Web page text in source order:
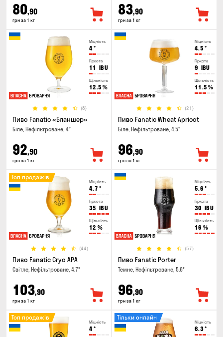
80,90
грн за 1 кг
83,90
грн за 1 кг
Міцність
4°
Гіркота
11 IBU
Щільність
12.5 %
(8)
Пиво Fanatic «Бланшер»
Біле, Нефільтроване, 4°
92,90
грн за 1 кг
Міцність
4.5 °
Гіркота
9 IBU
Щільність
11.5 %
(21)
Пиво Fanatic Wheat Apricot
Біле, Нефільтроване, 4.5°
96,90
грн за 1 кг
Міцність
4.7 °
Гіркота
35 IBU
Щільність
12 %
(44)
Топ продажів
Пиво Fanatic Cryo APA
Світле, Нефільтроване, 4.7°
103,90
грн за 1 кг
Міцність
5.6 °
Гіркота
30 IBU
Щільність
16 %
(57)
Пиво Fanatic Porter
Темне, Нефільтроване, 5.6°
96,90
грн за 1 кг
Міцність
4°
Топ продажів
Міцність
6.3°
Тільки онлайн